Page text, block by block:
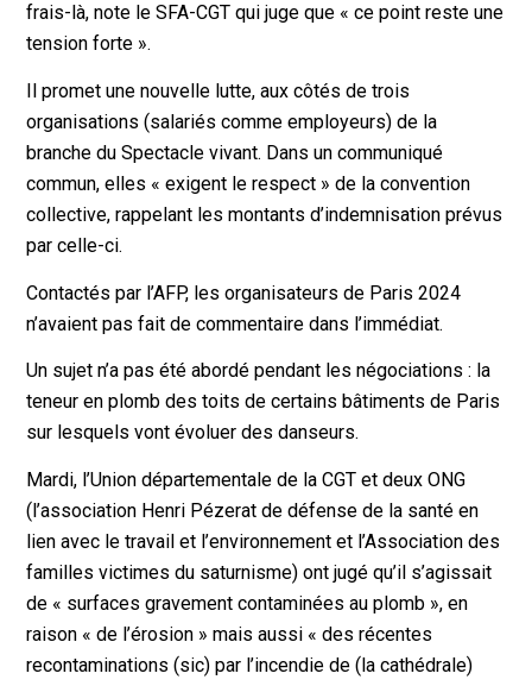
frais-là, note le SFA-CGT qui juge que « ce point reste une
tension forte ».
Il promet une nouvelle lutte, aux côtés de trois
organisations (salariés comme employeurs) de la
branche du Spectacle vivant. Dans un communiqué
commun, elles « exigent le respect » de la convention
collective, rappelant les montants d’indemnisation prévus
par celle-ci.
Contactés par l’AFP, les organisateurs de Paris 2024
n’avaient pas fait de commentaire dans l’immédiat.
Un sujet n’a pas été abordé pendant les négociations : la
teneur en plomb des toits de certains bâtiments de Paris
sur lesquels vont évoluer des danseurs.
Mardi, l’Union départementale de la CGT et deux ONG
(l’association Henri Pézerat de défense de la santé en
lien avec le travail et l’environnement et l’Association des
familles victimes du saturnisme) ont jugé qu’il s’agissait
de « surfaces gravement contaminées au plomb », en
raison « de l’érosion » mais aussi « des récentes
recontaminations (sic) par l’incendie de (la cathédrale)